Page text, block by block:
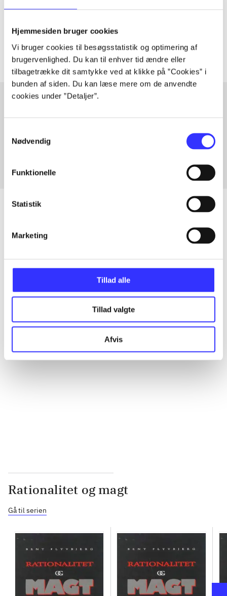
Hjemmesiden bruger cookies
Vi bruger cookies til besøgsstatistik og optimering af
brugervenlighed. Du kan til enhver tid ændre eller
tilbagetrække dit samtykke ved at klikke på ”Cookies” i
bunden af siden. Du kan læse mere om de anvendte
cookies under ”Detaljer”.
Nødvendig
Funktionelle
Statistik
Marketing
Tillad alle
Tillad valgte
Afvis
Artiklerne ihandler ofte om
Fra
Artikler
Rationalitet og magt
Gå til serien